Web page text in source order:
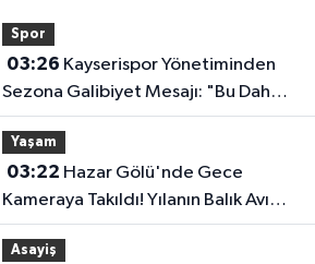
Spor
03:26
Sezona Galibiyet Mesajı: "Bu Daha
Başlangıç"
Yaşam
03:22
Kameraya Takıldı! Yılanın Balık Avı
Şaşırttı
Asayiş